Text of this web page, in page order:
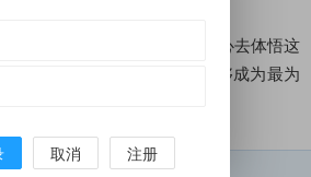
，请放缓你前行的脚步，用心去体悟这
到净化与升华。雨天，亦能够成为最为
微信号：dwx050212
取消 注册